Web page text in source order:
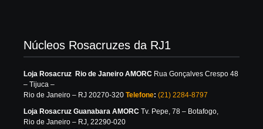
Núcleos Rosacruzes da RJ1
Loja Rosacruz Rio de Janeiro AMORC Rua Gonçalves Crespo 48
– Tijuca –
Rio de Janeiro – RJ 20270-320 Telefone: (21) 2284-8797
Loja Rosacruz Guanabara AMORC Tv. Pepe, 78 – Botafogo,
Rio de Janeiro – RJ, 22290-020